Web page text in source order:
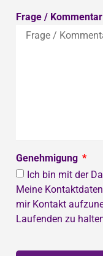
Frage /
Genehmigung
Ich bin mit der
Meine
mir Kontakt
Laufenden zu